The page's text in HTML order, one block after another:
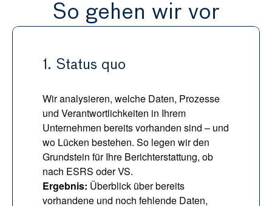
So gehen wir vor
1. Status quo
Wir analysieren, welche Daten, Prozesse
und Verantwortlichkeiten in Ihrem
Unternehmen bereits vorhanden sind – und
wo Lücken bestehen. So legen wir den
Grundstein für Ihre Berichterstattung, ob
nach ESRS oder VS.
Ergebnis: Überblick über bereits
vorhandene und noch fehlende Daten,